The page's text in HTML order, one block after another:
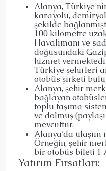
Alanya,
karayolu,
şekilde
100 kilometre
Havalimanı ve
doğusundaki
hizmet
Türkiye şehirleri
otobüs şirketi
Alanya, şehir
bağlayan
toplu taşıma
ve dolmuş
mevcuttur.
Alanya’da
Örneğin, şehir
bir otobüs bileti 1
Yatırım Fırsatları: